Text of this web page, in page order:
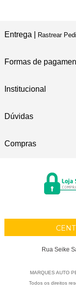
Entrega | Rastrear
Formas de
Institucional
Dúvidas
Compras
Rua Seike
MARQUES AUTO
Todos os direitos